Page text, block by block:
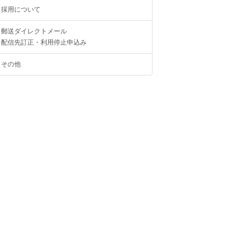
採用について
郵送ダイレクトメール
配信先訂正・利用停止申込み
その他